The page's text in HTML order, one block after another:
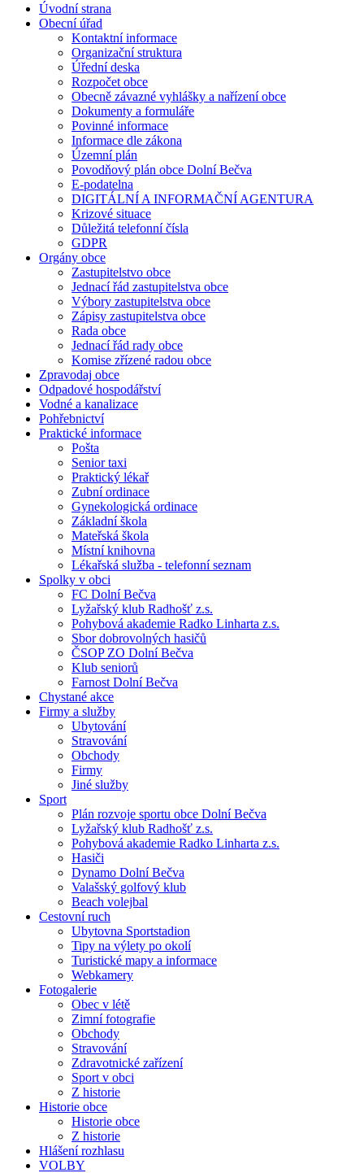
Úvodní strana
Obecní úřad
Kontaktní informace
Organizační struktura
Úřední deska
Rozpočet obce
Obecně závazné vyhlášky a nařízení obce
Dokumenty a formuláře
Povinné informace
Informace dle zákona
Územní plán
Povodňový plán obce Dolní Bečva
E-podatelna
DIGITÁLNÍ A INFORMAČNÍ AGENTURA
Krizové situace
Důležitá telefonní čísla
GDPR
Orgány obce
Zastupitelstvo obce
Jednací řád zastupitelstva obce
Výbory zastupitelstva obce
Zápisy zastupitelstva obce
Rada obce
Jednací řád rady obce
Komise zřízené radou obce
Zpravodaj obce
Odpadové hospodářství
Vodné a kanalizace
Pohřebnictví
Praktické informace
Pošta
Senior taxi
Praktický lékař
Zubní ordinace
Gynekologická ordinace
Základní škola
Mateřská škola
Místní knihovna
Lékařská služba - telefonní seznam
Spolky v obci
FC Dolní Bečva
Lyžařský klub Radhošť z.s.
Pohybová akademie Radko Linharta z.s.
Sbor dobrovolných hasičů
ČSOP ZO Dolní Bečva
Klub seniorů
Farnost Dolní Bečva
Chystané akce
Firmy a služby
Ubytování
Stravování
Obchody
Firmy
Jiné služby
Sport
Plán rozvoje sportu obce Dolní Bečva
Lyžařský klub Radhošť z.s.
Pohybová akademie Radko Linharta z.s.
Hasiči
Dynamo Dolní Bečva
Valašský golfový klub
Beach volejbal
Cestovní ruch
Ubytovna Sportstadion
Tipy na výlety po okolí
Turistické mapy a informace
Webkamery
Fotogalerie
Obec v létě
Zimní fotografie
Obchody
Stravování
Zdravotnické zařízení
Sport v obci
Z historie
Historie obce
Historie obce
Z historie
Hlášení rozhlasu
VOLBY